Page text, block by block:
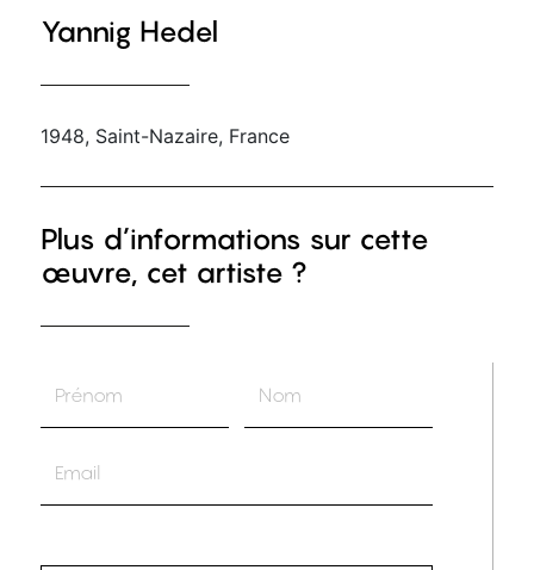
Yannig Hedel
1948, Saint-Nazaire, France
Plus d’informations sur cette
œuvre, cet artiste ?